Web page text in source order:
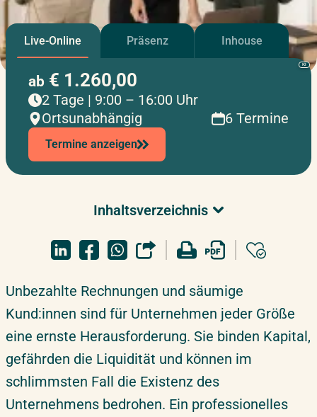
KI
Live-Online Präsenz Inhouse
ab € 1.260,00
2 Tage | 9:00 – 16:00 Uhr
Ortsunabhängig
6 Termine
Termine anzeigen
Inhaltsverzeichnis
Ihre Vorteile & Lernziele
Erfahrungen unserer Teilnehmer
Ihre Extras bei uns
Überblick & Relevanz
Unbezahlte Rechnungen und säumige
Kund:innen sind für Unternehmen jeder Größe
eine ernste Herausforderung. Sie binden Kapital,
gefährden die Liquidität und können im
schlimmsten Fall die Existenz des
Unternehmens bedrohen. Ein professionelles